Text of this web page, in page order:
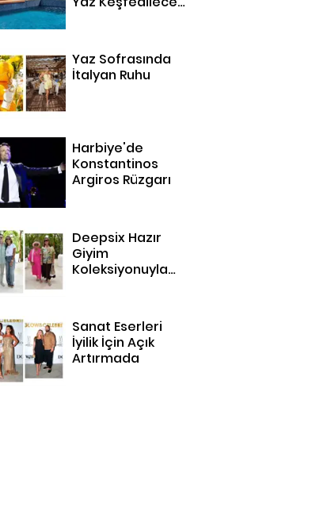
Yaz Sofrasında
İtalyan Ruhu
Harbiye'de
Konstantinos
Argiros Rüzgarı
Deepsix Hazır
Giyim
Koleksiyonuyla
Sanat Eserleri
İyilik İçin Açık
Artırmada